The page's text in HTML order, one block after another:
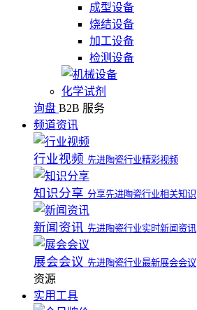
成型设备
烧结设备
加工设备
检测设备
化学试剂
询盘 B2B 服务
频道资讯
行业视频 先进陶瓷行业精彩视频
知识分享 分享先进陶瓷行业相关知识
新闻资讯 先进陶瓷行业实时新闻资讯
展会会议 先进陶瓷行业最新展会会议
资源
实用工具